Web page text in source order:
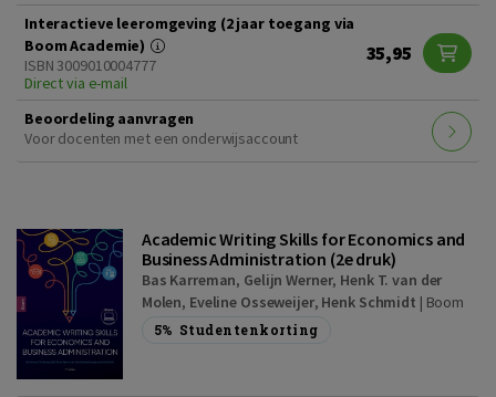
Interactieve leeromgeving (2 jaar toegang via
Boom Academie)
ISBN 3009010004777
Direct via e-mail
35,95
Beoordeling aanvragen
Voor docenten met een onderwijsaccount
Academic Writing Skills for Economics and
Business Administration (2e druk)
Bas Karreman, Gelijn Werner, Henk T. van der
Molen, Eveline Osseweijer, Henk Schmidt | Boom
5% Studentenkorting